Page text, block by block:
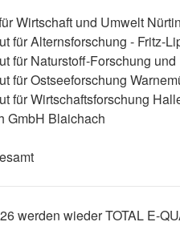
Wirtschaft und Umwelt
für Alternsforschung - Fritz-
für Naturstoff-Forschung
für Ostseeforschung
für Wirtschaftsforschung
GmbH Blaichach
werden wieder TOTAL E-